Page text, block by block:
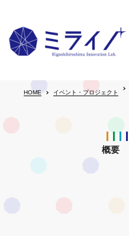
HOME イベント・プロジェクト
概要